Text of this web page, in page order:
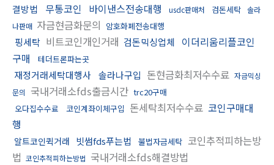
결방법
무통코인 바이낸스전송대행 usdc판매처 검돈세탁 솔라
나판매 자금현금화문의 암호화폐전송대행
핑세탁 비트코인개인거래 검돈믹싱업체
이더리움리플코인
구매
테더트론파는곳
재정거래세탁대행사 솔라나구입 돈현금화최저수수료 자금믹싱
문의
국내거래소fds출금시간 trc20구매
오다집수수료
코인계좌이체구입 돈세탁최저수수료 코인구매대
행
알트코인퀵거래 빗썸fds푸는법 불법자금세탁 코인추적피하는방
법 코인추적피하는방법 국내거래소fds해결방법